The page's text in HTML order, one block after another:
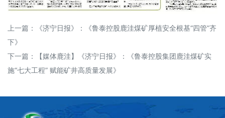
上一篇：
《济宁日报》：《鲁泰控股鹿洼煤矿厚植安全根基“四管”齐
下》
下一篇：
【媒体鹿洼】《济宁日报》：《鲁泰控股集团鹿洼煤矿实
施“七大工程” 赋能矿井高质量发展》